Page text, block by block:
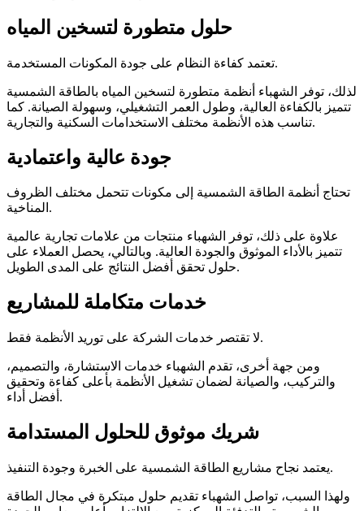
حلول متطورة لتسخين المياه
تعتمد كفاءة النظام على جودة المكونات المستخدمة.
لذلك، توفر الشهباء أنظمة متطورة لتسخين المياه بالطاقة الشمسية
تتميز بالكفاءة العالية، وطول العمر التشغيلي، وسهولة الصيانة. كما
تناسب هذه الأنظمة مختلف الاستخدامات السكنية والتجارية.
جودة عالية واعتمادية
تحتاج أنظمة الطاقة الشمسية إلى مكونات تتحمل مختلف الظروف
المناخية.
علاوة على ذلك، توفر الشهباء منتجات من علامات تجارية عالمية
تتميز بالأداء الموثوق والجودة العالية. وبالتالي، يحصل العملاء على
حلول تحقق أفضل النتائج على المدى الطويل.
خدمات متكاملة للمشاريع
لا تقتصر خدمات الشركة على توريد الأنظمة فقط.
ومن جهة أخرى، تقدم الشهباء خدمات الاستشارة، والتصميم،
والتركيب، والصيانة لضمان تشغيل الأنظمة بأعلى كفاءة وتحقيق
أفضل أداء.
شريك موثوق للحلول المستدامة
يعتمد نجاح مشاريع الطاقة الشمسية على الخبرة وجودة التنفيذ.
ولهذا السبب، تواصل الشهباء تقديم حلول مبتكرة في مجال الطاقة